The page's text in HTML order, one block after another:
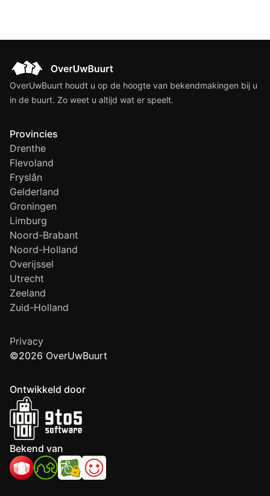
OverUwBuurt houdt u op de hoogte van bekendmakingen bij u
in de buurt. Zo weet u altijd wat er speelt.
Provincies
Drenthe
Flevoland
Fryslân
Gelderland
Groningen
Limburg
Noord-Brabant
Noord-Holland
Overijssel
Utrecht
Zeeland
Zuid-Holland
Privacy
©2026 OverUwBuurt
Ontwikkeld door
Bekend van